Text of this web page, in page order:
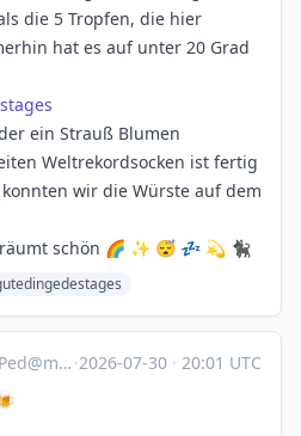
die 5 Tropfen, die hier
hat es auf unter 20 Grad
ein Strauß Blumen
Weltrekordsocken ist fertig
wir die Würste auf dem
schön 🌈 ✨ 😴 💤 💫 🐈‍⬛
·2026-07-30 · 20:01 UTC